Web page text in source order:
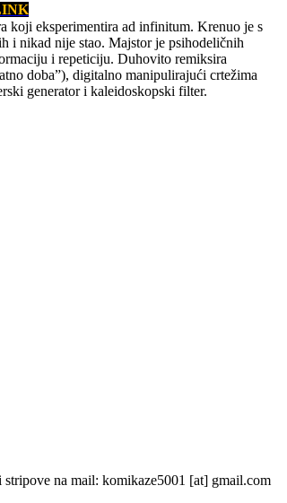
koji eksperimentira ad infinitum. Krenuo je s
i nikad nije stao. Majstor je psihodeličnih
i repeticiju. Duhovito remiksira
doba”), digitalno manipulirajući crtežima
generator i kaleidoskopski filter.
na mail: komikaze5001 [at] gmail.com